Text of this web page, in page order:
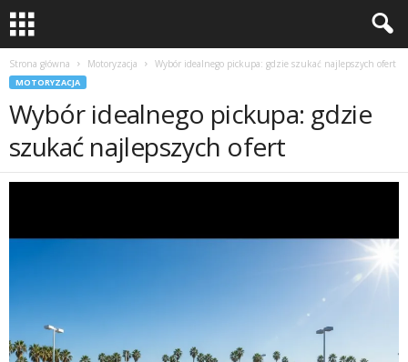
Strona główna Motoryzacja Wybór idealnego pickupa: gdzie szukać najlepszych ofert
MOTORYZACJA
Wybór idealnego pickupa: gdzie
szukać najlepszych ofert